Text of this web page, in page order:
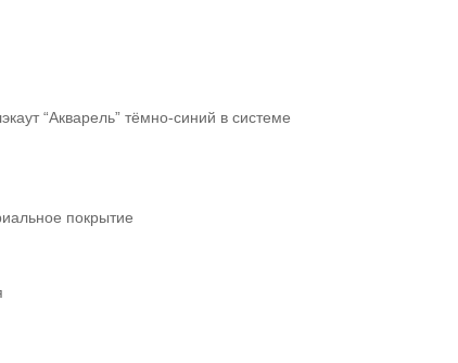
“Акварель” тёмно-синий в системе
покрытие